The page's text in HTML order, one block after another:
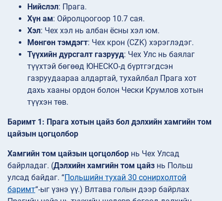
Нийслэл: Прага.
Хүн ам: Ойролцоогоор 10.7 сая.
Хэл: Чех хэл нь албан ёсны хэл юм.
Мөнгөн тэмдэгт: Чех крон (CZK) хэрэглэдэг.
Түүхийн дурсгалт газрууд: Чех Улс нь баялаг
түүхтэй бөгөөд ЮНЕСКО-д бүртгэгдсэн
газруудаараа алдартай, тухайлбал Прага хот
дахь хааны ордон болон Чески Крумлов хотын
түүхэн төв.
Баримт 1: Прага хотын цайз бол дэлхийн хамгийн том
цайзын цогцолбор
Хамгийн том цайзын цогцолбор нь Чех Улсад
байрладаг. (Дэлхийн хамгийн том цайз нь Польш
улсад байдаг. “Польшийн тухай 30 сонирхолтой
баримт“-ыг үзнэ үү.) Влтава голын дээр байрлах